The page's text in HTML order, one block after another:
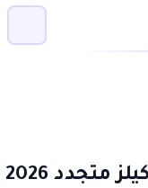
كود خصم كيلز 50% | كوبون كيلز متجدد 2026